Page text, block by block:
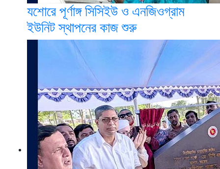
যশোরে পূর্ণাঙ্গ সিসিইউ ও এনজিওগ্রাম
ইউনিট স্থাপনের কাজ শুরু